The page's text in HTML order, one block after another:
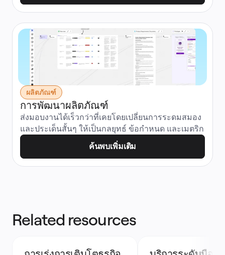
ผลิตภัณฑ์
การพัฒนาผลิตภัณฑ์
ส่งมอบงานได้เร็วกว่าที่เคยโดยเปลี่ยนการระดมสมอง
และประเด็นสั้นๆ ให้เป็นกลยุทธ์ ข้อกำหนด และเมตริก
ค้นพบเพิ่มเติม
Related resources